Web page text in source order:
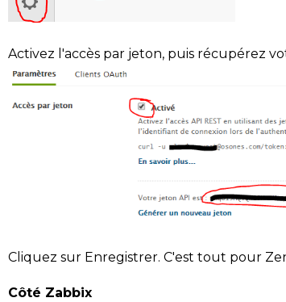
Activez l'accès par jeton, puis récupérez
Cliquez sur Enregistrer. C'est tout pour
Côté Zabbix